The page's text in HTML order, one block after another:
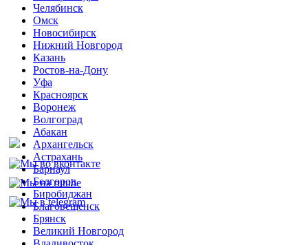
Челябинск
Омск
Новосибирск
Нижний Новгород
Казань
Ростов-на-Дону
Уфа
Красноярск
Воронеж
Волгоград
Абакан
Архангельск
Астрахань
Барнаул
Белгород
Биробиджан
Благовещенск
Брянск
Великий Новгород